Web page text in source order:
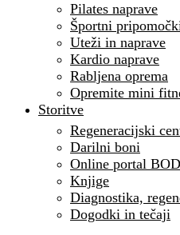
Pilates naprave
Športni
Uteži in naprave
Kardio naprave
Rabljena oprema
Opremite mini
Storitve
Regeneracijski
Darilni boni
Online portal
Knjige
Diagnostika,
Dogodki in tečaji